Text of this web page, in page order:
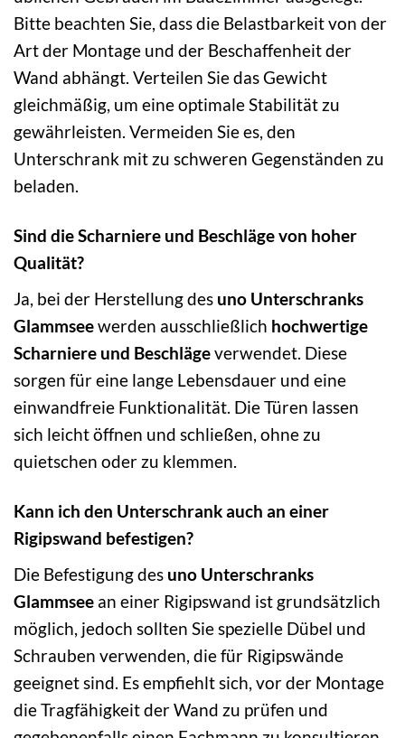
Bitte beachten Sie, dass die Belastbarkeit von der
Art der Montage und der Beschaffenheit der
Wand abhängt. Verteilen Sie das Gewicht
gleichmäßig, um eine optimale Stabilität zu
gewährleisten. Vermeiden Sie es, den
Unterschrank mit zu schweren Gegenständen zu
beladen.
Sind die Scharniere und Beschläge von hoher
Qualität?
Ja, bei der Herstellung des uno Unterschranks
Glammseewerden ausschließlich hochwertige
Scharniere und Beschlägeverwendet. Diese
sorgen für eine lange Lebensdauer und eine
einwandfreie Funktionalität. Die Türen lassen
sich leicht öffnen und schließen, ohne zu
quietschen oder zu klemmen.
Kann ich den Unterschrank auch an einer
Rigipswand befestigen?
Die Befestigung des uno Unterschranks
Glammsee an einer Rigipswand ist grundsätzlich
möglich, jedoch sollten Sie spezielle Dübel und
Schrauben verwenden, die für Rigipswände
geeignet sind. Es empfiehlt sich, vor der Montage
die Tragfähigkeit der Wand zu prüfen und